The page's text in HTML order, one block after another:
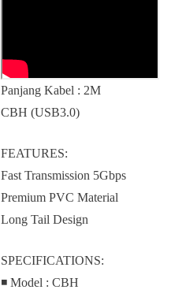
Panjang Kabel : 2M
CBH (USB3.0)
FEATURES:
Fast Transmission 5Gbps
Premium PVC Material
Long Tail Design
SPECIFICATIONS:
◾ Model : CBH